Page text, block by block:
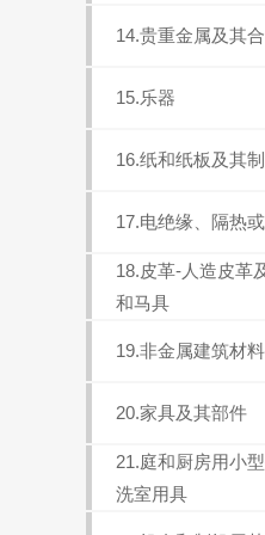
14.贵重金属及其
15.乐器
16.纸和纸板及其
17.电绝缘、隔热
18.皮革-人造皮革
和马具
19.非金属建筑材料
20.家具及其部件
21.庭和厨房用小
洗室用具